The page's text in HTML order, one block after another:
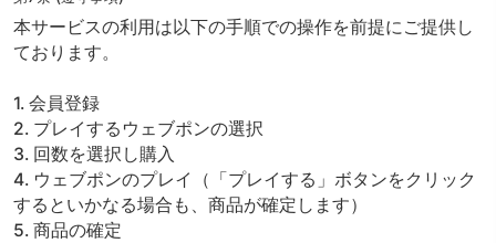
本サービスの利用は以下の手順での操作を前提にご提供し
ております。
1. 会員登録
2. プレイするウェブポンの選択
3. 回数を選択し購入
4. ウェブポンのプレイ（「プレイする」ボタンをクリック
するといかなる場合も、商品が確定します）
5. 商品の確定